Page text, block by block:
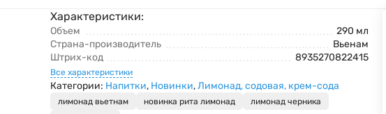
Характеристики:
Объем
290 мл
Страна-производитель
Вьенам
Штрих-код
8935270822415
Все характеристики
Категории: Напитки, Новинки,Лимонад, содовая, крем-сода
лимонад вьетнам новинка рита лимонад
лимонад черника